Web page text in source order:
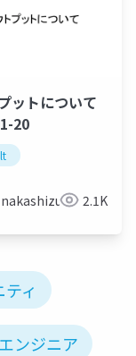
ジェクトマネージャ
ットについて
20
lt
nakashizuka 2.1K
ィ
ンジニア